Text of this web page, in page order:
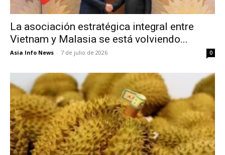
La asociación estratégica integral entre
Vietnam y Malasia se está volviendo...
Asia Info News - 7 de julio de 2026 0